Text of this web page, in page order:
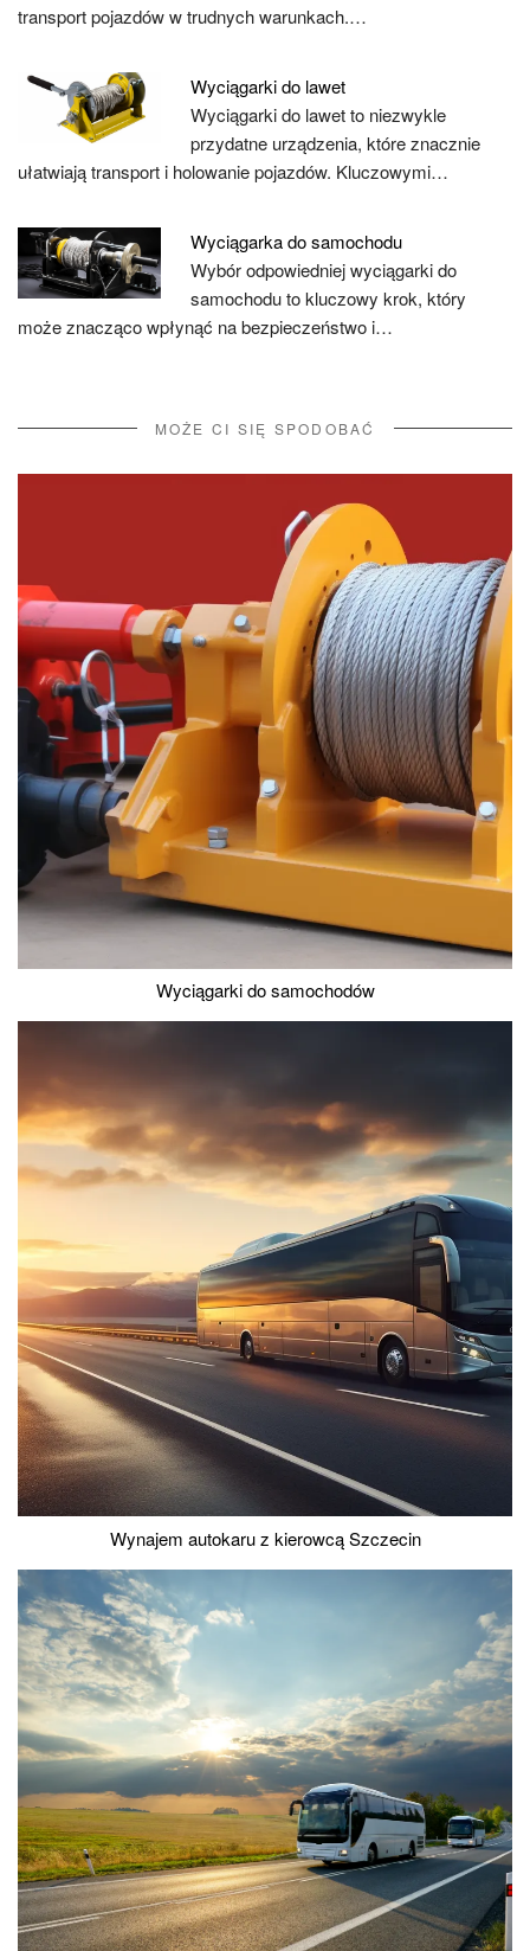
transport pojazdów w trudnych warunkach.…
Wyciągarki do lawet
Wyciągarki do lawet to niezwykle
przydatne urządzenia, które znacznie
ułatwiają transport i holowanie pojazdów. Kluczowymi…
Wyciągarka do samochodu
Wybór odpowiedniej wyciągarki do
samochodu to kluczowy krok, który
może znacząco wpłynąć na bezpieczeństwo i…
MOŻE CI SIĘ SPODOBAĆ
Wyciągarki do samochodów
Wynajem autokaru z kierowcą Szczecin